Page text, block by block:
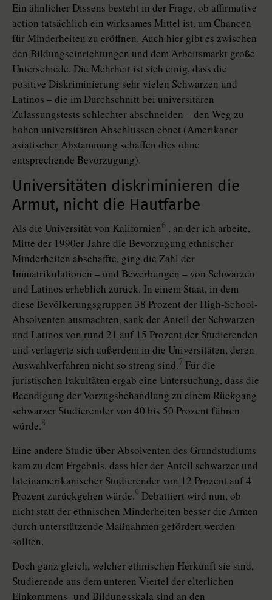
Ein ähnlicher Dissens besteht in der Frage, ob affirmative
action tatsächlich ein wirksames Mittel ist, um Chancen
für Minderheiten zu eröffnen. Auch hier gibt es zwischen
den Bildungseinrichtungen und dem Arbeitsmarkt große
Unterschiede. Die Mehrheit ist sich einig, dass die
positive Diskriminierung sehr vielen Schwarzen und
Latinos – die im Durchschnitt bei universitären
Zulassungstests schlechter abschneiden – den Weg zu
hohen universitären Abschlüssen ebnet (Amerikaner
asiatischer Abstammung schaffen dies ohne
entsprechende Bevorzugung).
Universitäten diskriminieren die
Armut, nicht die Hautfarbe
Als die Universität von Kalifornien6 , an der ich arbeite,
Mitte der 1990er-Jahre die Bevorzugung ethnischer
Minderheiten abschaffte, ging die Zahl der
Immatrikulationen – und Bewerbungen – von Schwarzen
und Latinos erheblich zurück. In einem Staat, in dem
diese Bevölkerungsgruppen 38 Prozent der High-School-
Absolventen ausmachten, sank der Anteil der Schwarzen
und Latinos von rund 21 auf 15 Prozent der Studierenden
und verlagerte sich außerdem in die Universitäten, deren
Auswahlverfahren nicht so streng sind.7 Für die
juristischen Fakultäten ergab eine Untersuchung, dass die
Beendigung der Vorzugsbehandlung zu einem Rückgang
schwarzer Studierender von 40 bis 50 Prozent führen
würde.8
Eine andere Studie über Absolventen des Grundstudiums
kam zu dem Ergebnis, dass hier der Anteil schwarzer und
lateinamerikanischer Studierender von 12 Prozent auf 4
Prozent zurückgehen würde.9 Debattiert wird nun, ob
nicht statt der ethnischen Minderheiten besser die Armen
durch unterstützende Maßnahmen gefördert werden
sollten.
Doch ganz gleich, welcher ethnischen Herkunft sie sind,
Studierende aus dem unteren Viertel der elterlichen
Einkommens- und Bildungsskala sind an den